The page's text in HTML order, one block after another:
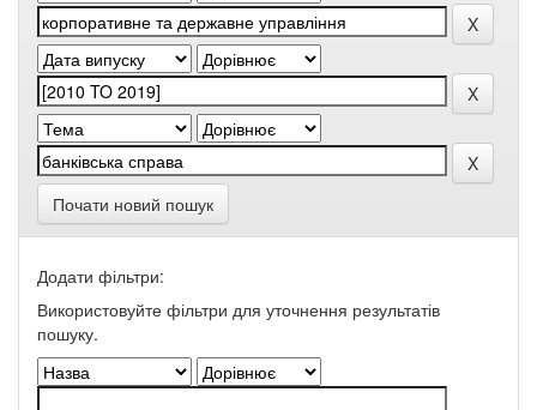
Почати новий пошук
Додати фільтри:
Використовуйте фільтри для уточнення результатів
пошуку.